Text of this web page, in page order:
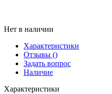
Нет в наличии
Характеристики
Отзывы ()
Задать вопрос
Наличие
Характеристики